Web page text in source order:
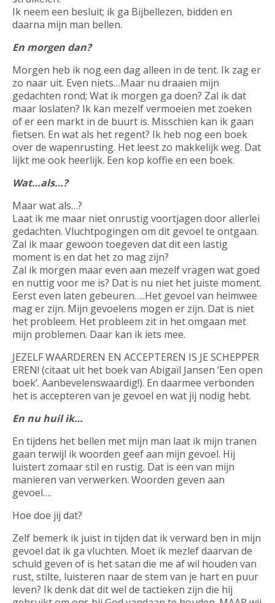
Ik neem een besluit; ik ga Bijbellezen, bidden en
daarna mijn man bellen.
En morgen dan?
Morgen heb ik nog een dag alleen in de tent. Ik zag er
zo naar uit. Even niets…Maar nu draaien mijn
gedachten rond; Wat ik morgen ga doen? Zal ik dat
maar loslaten? Ik kan mezelf vermoeien met zoeken
of er een markt in de buurt is. Misschien kan ik gaan
fietsen. En wat als het regent? Ik heb nog een boek
over de wapenrusting. Het leest zo makkelijk weg. Dat
lijkt me ook heerlijk. Een kop koffie en een boek.
Wat…als…?
Maar wat als…?
Laat ik me maar niet onrustig voortjagen door allerlei
gedachten. Vluchtpogingen om dit gevoel te ontgaan.
Zal ik maar gewoon toegeven dat dit een lastig
moment is en dat het zo mag zijn?
Zal ik morgen maar even aan mezelf vragen wat goed
en nuttig voor me is? Dat is nu niet het juiste moment.
Eerst even laten gebeuren…..Het gevoel van heimwee
mag er zijn. Mijn gevoelens mogen er zijn. Dat is niet
het probleem. Het probleem zit in het omgaan met
mijn problemen. Daar kan ik iets mee.
JEZELF WAARDEREN EN ACCEPTEREN IS JE SCHEPPER
EREN! (citaat uit het boek van Abigaïl Jansen ‘Een open
boek’. Aanbevelenswaardig!). En daarmee verbonden
het is accepteren van je gevoel en wat jij nodig hebt.
En nu huil ik…
En tijdens het bellen met mijn man laat ik mijn tranen
gaan terwijl ik woorden geef aan mijn gevoel. Hij
luistert zomaar stil en rustig. Dat is een van mijn
manieren van verwerken. Woorden geven aan
gevoel….
Hoe doe jij dat?
Zelf bemerk ik juist in tijden dat ik verward ben in mijn
gevoel dat ik ga vluchten. Moet ik mezlef daarvan de
schuld geven of is het satan die me af wil houden van
rust, stilte, luisteren naar de stem van je hart en puur
leven? Ik denk dat dit wel de tactieken zijn die hij